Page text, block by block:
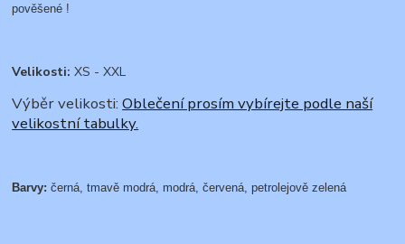
pověšené !
Velikosti: XS - XXL
Výběr velikosti:Oblečení prosím vybírejte podle naší
velikostní tabulky.
Barvy: černá, tmavě modrá, modrá, červená, petrolejově zelená